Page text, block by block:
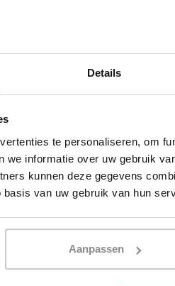
Details
te personaliseren, om
we informatie over uw gebruik
kunnen deze gegevens
van uw gebruik van hun
Aanpassen
, et est
Utilisez l'un
Avez-
Simon